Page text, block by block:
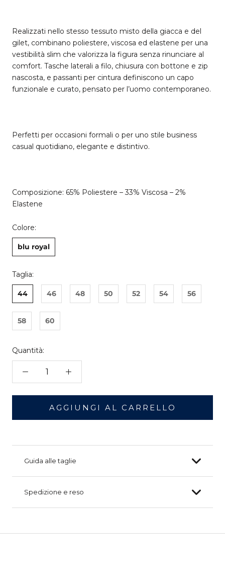
Realizzati nello stesso tessuto misto della giacca e del
gilet, combinano poliestere, viscosa ed elastene per una
vestibilità slim che valorizza la figura senza rinunciare al
comfort. Tasche laterali a filo, chiusura con bottone e zip
nascosta, e passanti per cintura definiscono un capo
funzionale e curato, pensato per l’uomo contemporaneo.
Perfetti per occasioni formali o per uno stile business
casual quotidiano, elegante e distintivo.
Composizione: 65% Poliestere – 33% Viscosa – 2%
Elastene
Colore:
blu royal
Taglia:
44 46 48 50 52 54 56
58 60
Quantità:
AGGIUNGI AL CARRELLO
Guida alle taglie
Spedizione e reso